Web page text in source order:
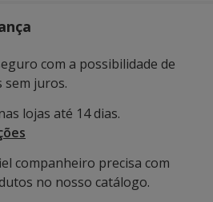
com a possibilidade de
sem juros.
lojas até 14 dias.
companheiro precisa com
no nosso catálogo.